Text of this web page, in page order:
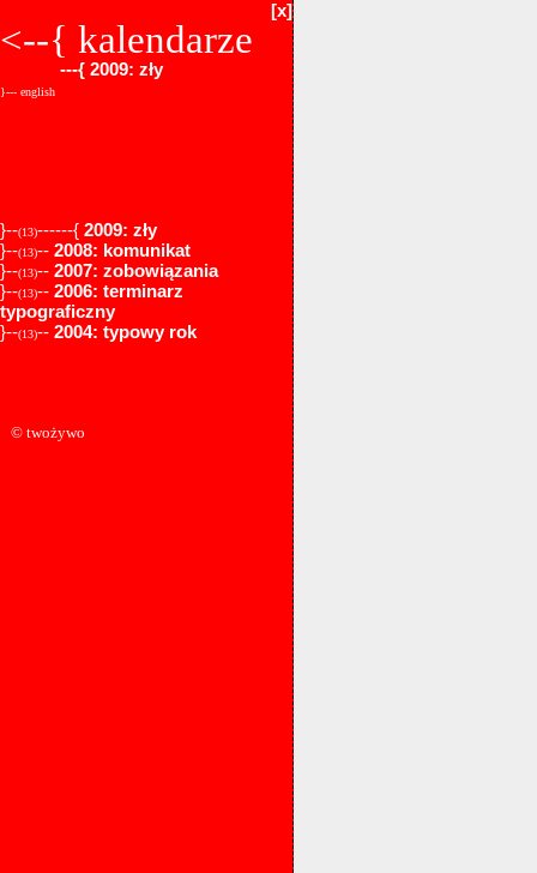
[x]
<--{ kalendarze
---{ 2009: zły
}--- english
}--(13)------{ 2009: zły
}--(13)-- 2008: komunikat
}--(13)-- 2007: zobowiązania
}--(13)-- 2006: terminarz
typograficzny
}--(13)-- 2004: typowy rok
© twożywo